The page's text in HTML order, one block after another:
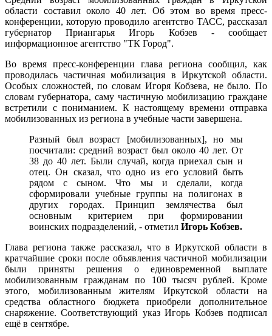
области составил около 40 лет. Об этом во время пресс-
конференции, которую проводило агентство ТАСС, рассказал
губернатор Приангарья Игорь Кобзев - сообщает
информационное агентство "ТК Город".
Во время пресс-конференции глава региона сообщил, как
проводилась частичная мобилизация в Иркутской области.
Особых сложностей, по словам Игоря Кобзева, не было. По
словам губернатора, саму частичную мобилизацию граждане
встретили с пониманием. К настоящему времени отправка
мобилизованных из региона в учебные части завершена.
Разный был возраст [мобилизованных], но мы
посчитали: средний возраст был около 40 лет. От
38 до 40 лет. Были случай, когда приехал сын и
отец. Он сказал, что одно из его условий быть
рядом с сыном. Что мы и сделали, когда
сформировали учебные группы на полигонах в
других городах. Принцип землячества был
основным критерием при формировании
воинских подразделений, - отметил Игорь Кобзев.
Глава региона также рассказал, что в Иркутской области в
кратчайшие сроки после объявления частичной мобилизации
были приняты решения о единовременной выплате
мобилизованным гражданам по 100 тысяч рублей. Кроме
этого, мобилизованным жителям Иркутской области на
средства областного бюджета приобрели дополнительное
снаряжение. Соответствующий указ Игорь Кобзев подписал
ещё в сентябре.